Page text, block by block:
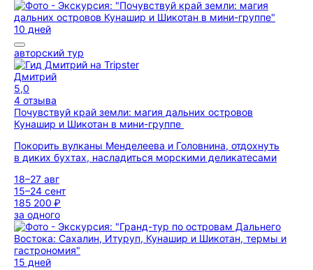
10 дней
авторский тур
Дмитрий
5,0
4 отзыва
Почувствуй край земли: магия дальних островов
Кунашир и Шикотан в мини-группе
Покорить вулканы Менделеева и Головнина, отдохнуть
в диких бухтах, насладиться морскими деликатесами
18–27 авг
15–24 сент
185 200 ₽
за одного
15 дней